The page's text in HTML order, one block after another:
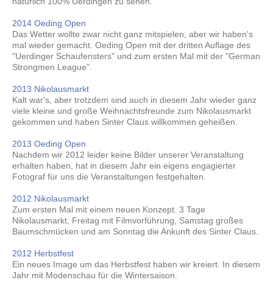
2014 Oeding Open
Das Wetter wollte zwar nicht ganz mitspielen, aber wir haben's
mal wieder gemacht. Oeding Open mit der dritten Auflage des
"Uerdinger Schaufensters" und zum ersten Mal mit der "German
Strongmen League".
2013 Nikolausmarkt
Kalt war's, aber trotzdem sind auch in diesem Jahr wieder ganz
viele kleine und große Weihnachtsfreunde zum Nikolausmarkt
gekommen und haben Sinter Claus willkommen geheißen.
2013 Oeding Open
Nachdem wir 2012 leider keine Bilder unserer Veranstaltung
erhalten haben, hat in diesem Jahr ein eigens engagierter
Fotograf für uns die Veranstaltungen festgehalten.
2012 Nikolausmarkt
Zum ersten Mal mit einem neuen Konzept. 3 Tage
Nikolausmarkt, Freitag mit Filmvorführung, Samstag großes
Baumschmücken und am Sonntag die Ankunft des Sinter Claus.
2012 Herbstfest
Ein neues Image um das Herbstfest haben wir kreiert. In diesem
Jahr mit Modenschau für die Wintersaison.